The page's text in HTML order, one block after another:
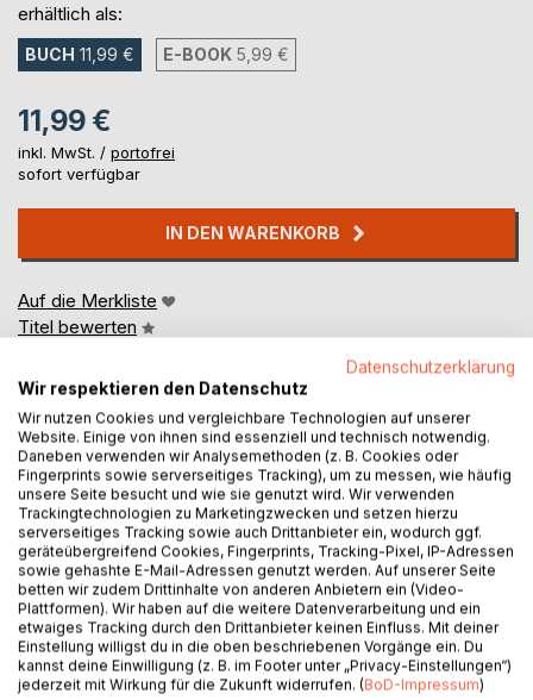
erhältlich als:
BUCH 11,99 € E-BOOK 5,99 €
11,99 €
inkl. MwSt. / portofrei
sofort verfügbar
IN DEN WARENKORB
Auf die Merkliste
Titel bewerten
BESCHREIBUNG
FYHO versammelt Gedichte über Zeit, Erinnerung,
Aufbruch und Vergänglichkeit. Sie bewegen sich zwischen
Nähe und Distanz, Melancholie und Hoffnung und laden
dazu ein, für einen Moment innezuhalten.
Datenschutzerklärung
Wir respektieren den Datenschutz
Wir nutzen Cookies und vergleichbare Technologien auf unserer
Website. Einige von ihnen sind essenziell und technisch notwendig.
Daneben verwenden wir Analysemethoden (z. B. Cookies oder
Fingerprints sowie serverseitiges Tracking), um zu messen, wie häufig
unsere Seite besucht und wie sie genutzt wird. Wir verwenden
Trackingtechnologien zu Marketingzwecken und setzen hierzu
serverseitiges Tracking sowie auch Drittanbieter ein, wodurch ggf.
geräteübergreifend Cookies, Fingerprints, Tracking-Pixel, IP-Adressen
sowie gehashte E-Mail-Adressen genutzt werden. Auf unserer Seite
betten wir zudem Drittinhalte von anderen Anbietern ein (Video-
Plattformen). Wir haben auf die weitere Datenverarbeitung und ein
etwaiges Tracking durch den Drittanbieter keinen Einfluss. Mit deiner
Einstellung willigst du in die oben beschriebenen Vorgänge ein. Du
kannst deine Einwilligung (z. B. im Footer unter „Privacy-Einstellungen“)
jederzeit mit Wirkung für die Zukunft widerrufen. (BoD-Impressum)